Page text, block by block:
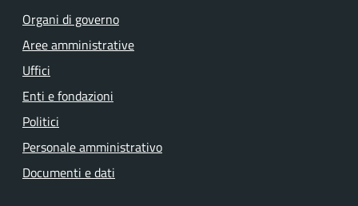
Organi di governo
Aree amministrative
Uffici
Enti e fondazioni
Politici
Personale amministrativo
Documenti e dati